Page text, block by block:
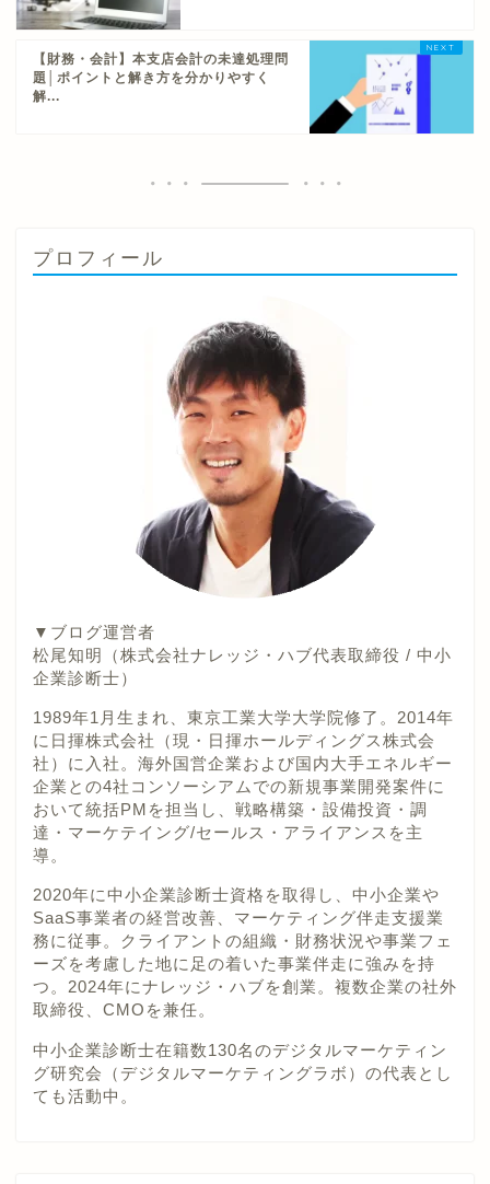
【財務・会計】本支店会計の未達処理問
題│ポイントと解き方を分かりやすく
解...
プロフィール
▼ブログ運営者
松尾知明（株式会社ナレッジ・ハブ代表取締役 / 中小
企業診断士）
1989年1月生まれ、東京工業大学大学院修了。2014年
に日揮株式会社（現・日揮ホールディングス株式会
社）に入社。海外国営企業および国内大手エネルギー
企業との4社コンソーシアムでの新規事業開発案件に
おいて統括PMを担当し、戦略構築・設備投資・調
達・マーケテイング/セールス・アライアンスを主
導。
2020年に中小企業診断士資格を取得し、中小企業や
SaaS事業者の経営改善、マーケティング伴走支援業
務に従事。クライアントの組織・財務状況や事業フェ
ーズを考慮した地に足の着いた事業伴走に強みを持
つ。2024年にナレッジ・ハブを創業。複数企業の社外
取締役、CMOを兼任。
中小企業診断士在籍数130名のデジタルマーケティン
グ研究会（デジタルマーケティングラボ）の代表とし
ても活動中。